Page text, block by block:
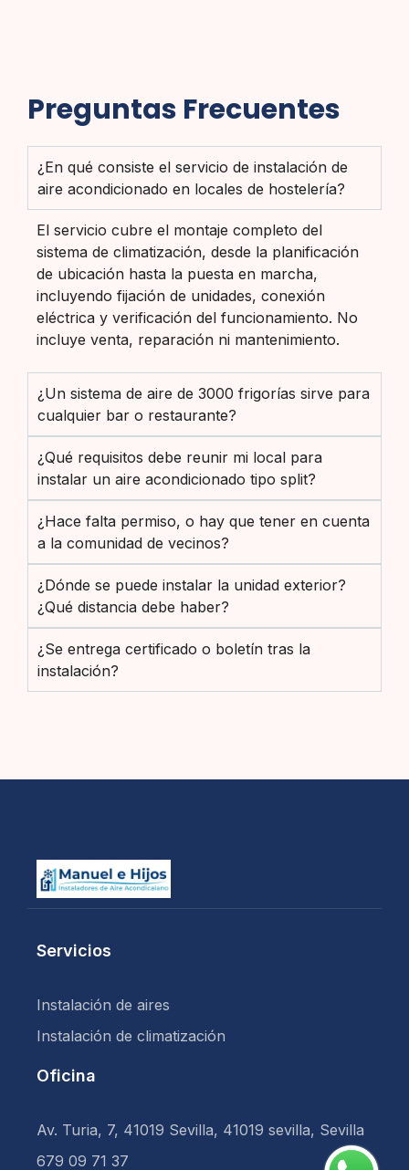
Preguntas Frecuentes
¿En qué consiste el servicio de instalación de
aire acondicionado en locales de hostelería?
El servicio cubre el montaje completo del
sistema de climatización, desde la planificación
de ubicación hasta la puesta en marcha,
incluyendo fijación de unidades, conexión
eléctrica y verificación del funcionamiento. No
incluye venta, reparación ni mantenimiento.
¿Un sistema de aire de 3000 frigorías sirve para
cualquier bar o restaurante?
¿Qué requisitos debe reunir mi local para
instalar un aire acondicionado tipo split?
¿Hace falta permiso, o hay que tener en cuenta
a la comunidad de vecinos?
¿Dónde se puede instalar la unidad exterior?
¿Qué distancia debe haber?
¿Se entrega certificado o boletín tras la
instalación?
Servicios
Instalación de aires
Instalación de climatización
Oficina
Av. Turia, 7, 41019 Sevilla, 41019 sevilla, Sevilla
679 09 71 37